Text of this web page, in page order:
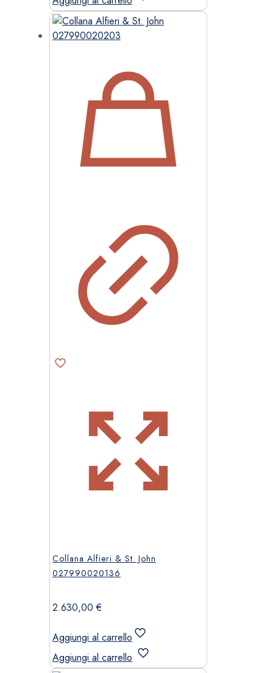
Collana Alfieri & St. John
027990020136
2.630,00€
Aggiungi al carrello
Aggiungi al carrello